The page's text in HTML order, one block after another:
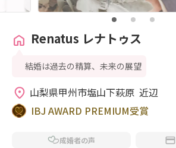
Renatus レナトゥス
結婚は過去の精算、未来の展望
山梨県甲州市塩山下萩原  近辺
IBJ AWARD PREMIUM受賞
成婚者の声